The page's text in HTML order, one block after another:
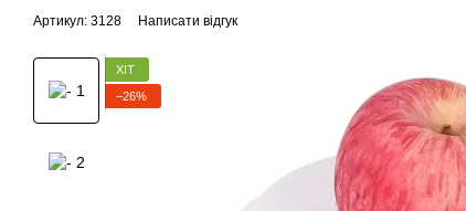
Артикул: 3128 Написати відгук
ХІТ
−26%